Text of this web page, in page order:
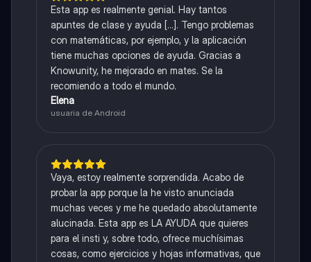
Esta app es realmente genial. Hay tantos
apuntes de clase y ayuda [...]. Tengo problemas
con matemáticas, por ejemplo, y la aplicación
tiene muchas opciones de ayuda. Gracias a
Knowunity, he mejorado en mates. Se la
recomiendo a todo el mundo.
Elena
usuaria de Android
Vaya, estoy realmente sorprendida. Acabo de
probar la app porque la he visto anunciada
muchas veces y me he quedado absolutamente
alucinada. Esta app es LA AYUDA que quieres
para el insti y, sobre todo, ofrece muchísimas
cosas, como ejercicios y hojas informativas, que